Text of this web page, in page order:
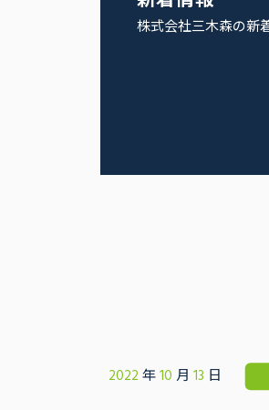
株式会社三木森の新
2022 年10 月 13 日